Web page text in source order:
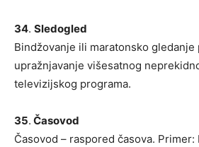
34. Sledogled
Bindžovanje ili maratonsko gledanje
upražnjavanje višesatnog
televizijskog programa.
35. Časovod
Časovod – raspored časova. Primer: